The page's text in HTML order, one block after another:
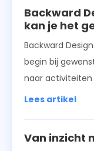
Backward
kan je het
Backward
begin bij
naar activiteiten
Lees artikel
Van inzicht